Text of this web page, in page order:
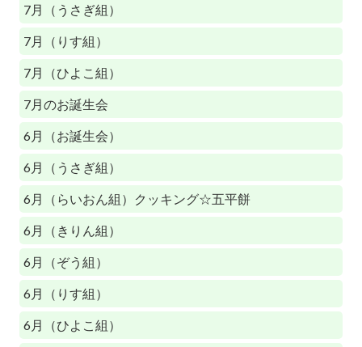
7月（うさぎ組）
7月（りす組）
7月（ひよこ組）
7月のお誕生会
6月（お誕生会）
6月（うさぎ組）
6月（らいおん組）クッキング☆五平餅
6月（きりん組）
6月（ぞう組）
6月（りす組）
6月（ひよこ組）